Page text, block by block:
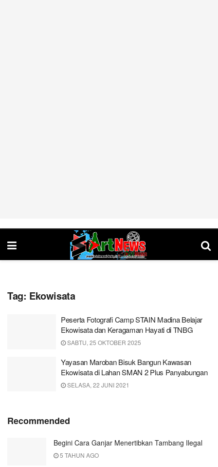
Tag: Ekowisata
Peserta Fotografi Camp STAIN Madina Belajar
Ekowisata dan Keragaman Hayati di TNBG
SABTU, 25 OKTOBER 2025
Yayasan Maroban Bisuk Bangun Kawasan
Ekowisata di Lahan SMAN 2 Plus Panyabungan
SELASA, 22 JUNI 2021
Recommended
Begini Cara Ganjar Menertibkan Tambang Ilegal
5 TAHUN AGO